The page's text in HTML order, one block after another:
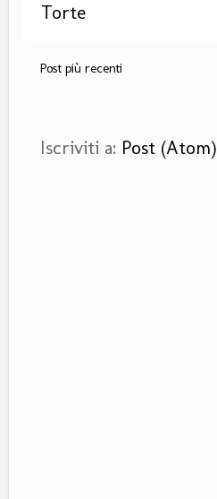
Torte
Post più recenti
Iscriviti a: Post (Atom)